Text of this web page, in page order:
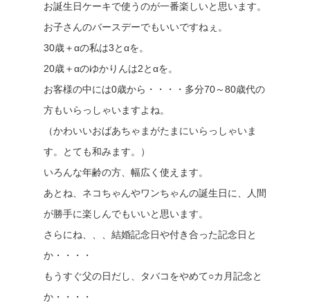
お誕生日ケーキで使うのが一番楽しいと思います。
お子さんのバースデーでもいいですねぇ。
30歳＋αの私は3とαを。
20歳＋αのゆかりんは2とαを。
お客様の中には0歳から・・・・多分70～80歳代の
方もいらっしゃいますよね。
（かわいいおばあちゃまがたまにいらっしゃいま
す。とても和みます。）
いろんな年齢の方、幅広く使えます。
あとね、ネコちゃんやワンちゃんの誕生日に、人間
が勝手に楽しんでもいいと思います。
さらにね、、、結婚記念日や付き合った記念日と
か・・・・
もうすぐ父の日だし、タバコをやめて○カ月記念と
か・・・・